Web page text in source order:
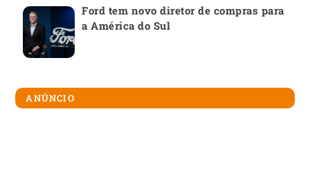
Ford tem novo diretor de compras para
a América do Sul
ANÚNCIO